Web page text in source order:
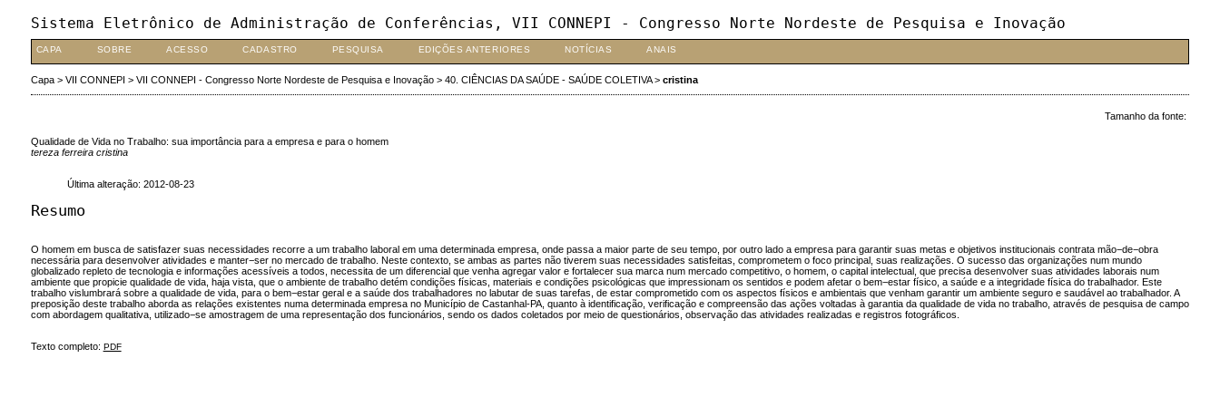
Sistema Eletrônico de Administração de Conferências, VII CONNEPI - Congresso Norte Nordeste de Pesquisa e Inovação
CAPA SOBRE ACESSO CADASTRO PESQUISA EDIÇÕES ANTERIORES NOTÍCIAS ANAIS
Capa> VII CONNEPI > VII CONNEPI - Congresso Norte Nordeste de Pesquisa e Inovação> 40. CIÊNCIAS DA SAÚDE - SAÚDE COLETIVA> cristina
Tamanho da fonte:
Qualidade de Vida no Trabalho: sua importância para a empresa e para o homem
tereza ferreira cristina
Última alteração: 2012-08-23
Resumo
O homem em busca de satisfazer suas necessidades recorre a um trabalho laboral em uma determinada empresa, onde passa a maior parte de seu tempo, por outro lado a empresa para garantir suas metas e objetivos institucionais contrata mão−de−obra
necessária para desenvolver atividades e manter−ser no mercado de trabalho. Neste contexto, se ambas as partes não tiverem suas necessidades satisfeitas, comprometem o foco principal, suas realizações. O sucesso das organizações num mundo
globalizado repleto de tecnologia e informações acessíveis a todos, necessita de um diferencial que venha agregar valor e fortalecer sua marca num mercado competitivo, o homem, o capital intelectual, que precisa desenvolver suas atividades laborais num
ambiente que propicie qualidade de vida, haja vista, que o ambiente de trabalho detém condições físicas, materiais e condições psicológicas que impressionam os sentidos e podem afetar o bem−estar físico, a saúde e a integridade física do trabalhador. Este
trabalho vislumbrará sobre a qualidade de vida, para o bem−estar geral e a saúde dos trabalhadores no labutar de suas tarefas, de estar comprometido com os aspectos físicos e ambientais que venham garantir um ambiente seguro e saudável ao trabalhador. A
preposição deste trabalho aborda as relações existentes numa determinada empresa no Município de Castanhal-PA, quanto à identificação, verificação e compreensão das ações voltadas à garantia da qualidade de vida no trabalho, através de pesquisa de campo
com abordagem qualitativa, utilizado−se amostragem de uma representação dos funcionários, sendo os dados coletados por meio de questionários, observação das atividades realizadas e registros fotográficos.
Texto completo: PDF